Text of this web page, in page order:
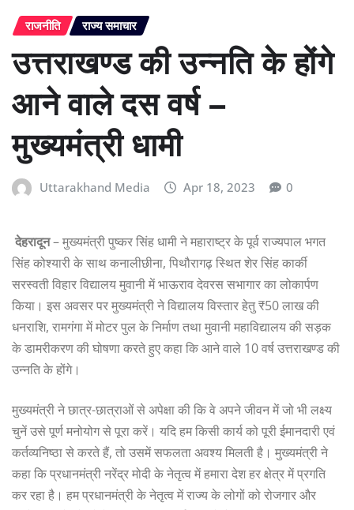
राजनीति राज्य समाचार
उत्तराखण्ड की उन्नति के होंगे
आने वाले दस वर्ष –
मुख्यमंत्री धामी
Uttarakhand Media Apr 18, 2023 0
देहरादून– मुख्यमंत्री पुष्कर सिंह धामी ने महाराष्ट्र के पूर्व राज्यपाल भगत
सिंह कोश्यारी के साथ कनालीछीना, पिथौरागढ़ स्थित शेर सिंह कार्की
सरस्वती विहार विद्यालय मुवानी में भाऊराव देवरस सभागार का लोकार्पण
किया। इस अवसर पर मुख्यमंत्री ने विद्यालय विस्तार हेतु ₹50 लाख की
धनराशि, रामगंगा में मोटर पुल के निर्माण तथा मुवानी महाविद्यालय की सड़क
के डामरीकरण की घोषणा करते हुए कहा कि आने वाले 10 वर्ष उत्तराखण्ड की
उन्नति के होंगे।
मुख्यमंत्री ने छात्र-छात्राओं से अपेक्षा की कि वे अपने जीवन में जो भी लक्ष्य
चुनें उसे पूर्ण मनोयोग से पूरा करें। यदि हम किसी कार्य को पूरी ईमानदारी एवं
कर्तव्यनिष्ठा से करते हैं, तो उसमें सफलता अवश्य मिलती है। मुख्यमंत्री ने
कहा कि प्रधानमंत्री नरेंद्र मोदी के नेतृत्व में हमारा देश हर क्षेत्र में प्रगति
कर रहा है। हम प्रधानमंत्री के नेतृत्व में राज्य के लोगों को रोजगार और